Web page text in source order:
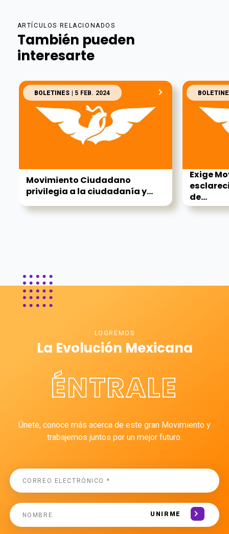
ARTÍCULOS RELACIONADOS
También pueden
interesarte
BOLETINES | 5 FEB. 2024
Movimiento Ciudadano
privilegia a la ciudadanía y...
Exige
de...
LOGREMOS
La Evolución Mexicana
ÉNTRALE
Únete, conoce más acerca de este gran Movimiento y
trabajemos juntos por un mejor futuro.
UNIRME